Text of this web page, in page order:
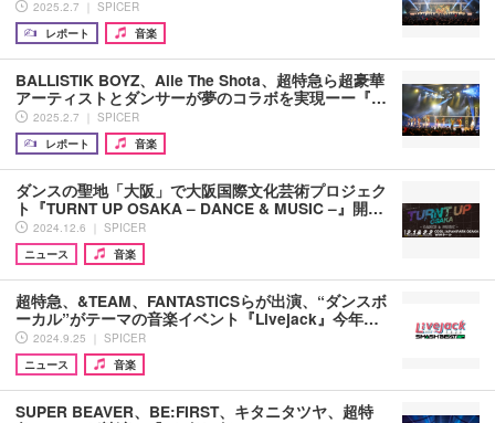
2025.2.7 ｜ SPICER
レポート
音楽
BALLISTIK BOYZ、Aile The Shota、超特急ら超豪華
アーティストとダンサーが夢のコラボを実現ーー『…
2025.2.7 ｜ SPICER
レポート
音楽
ダンスの聖地「大阪」で大阪国際文化芸術プロジェク
ト『TURNT UP OSAKA – DANCE & MUSIC –』開…
2024.12.6 ｜ SPICER
ニュース
音楽
超特急、&TEAM、FANTASTICSらが出演、“ダンスボ
ーカル”がテーマの音楽イベント『Livejack』今年…
2024.9.25 ｜ SPICER
ニュース
音楽
SUPER BEAVER、BE:FIRST、キタニタツヤ、超特